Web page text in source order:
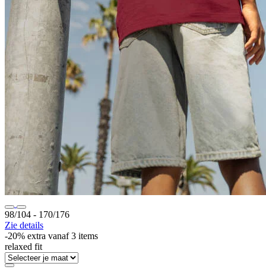
98/104 ‐ 170/176
Zie details
-20% extra vanaf 3 items
relaxed fit